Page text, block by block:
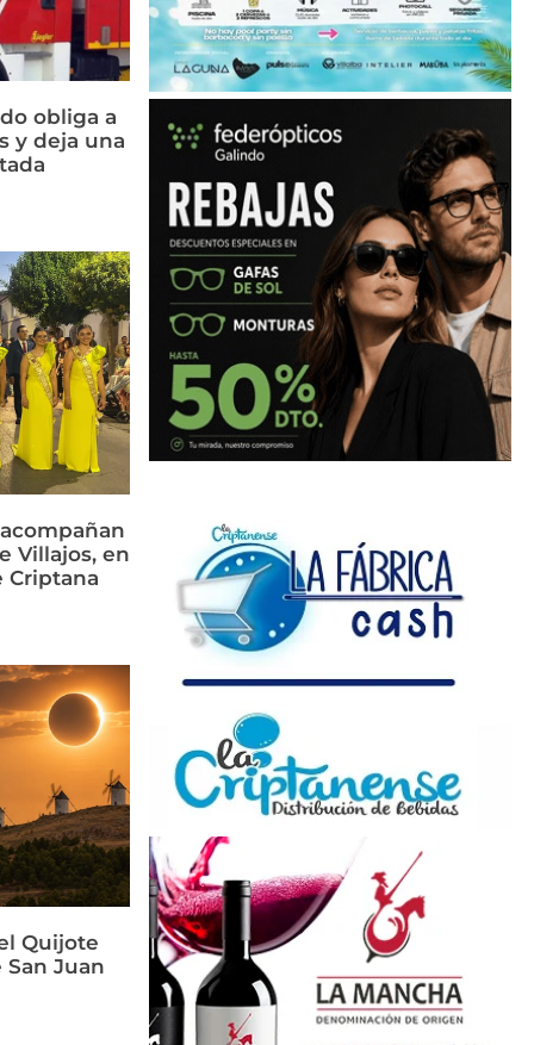
obliga a
y deja una
Villajos, en
Criptana
Quijote
San Juan